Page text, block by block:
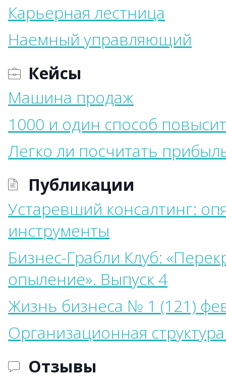
Карьерная лестница
Наемный управляющий
Кейсы
Машина продаж
1000 и один способ
Легко ли посчитать
Публикации
Устаревший консалтинг:
инструменты
Бизнес-Грабли Клуб:
опыление». Выпуск 4
Жизнь бизнеса № 1 (121)
Организационная
Отзывы